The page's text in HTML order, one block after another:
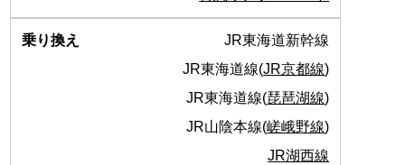
JR東海道新幹線
JR東海道線(JR京都線)
JR東海道線(琵琶湖線)
JR山陰本線(嵯峨野線)
JR湖西線